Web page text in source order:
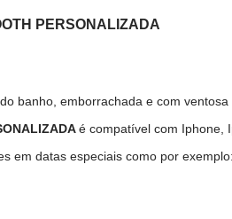
PERSONALIZADA
banho, emborrachada e com
é compatível com Iphone,
em datas especiais como por